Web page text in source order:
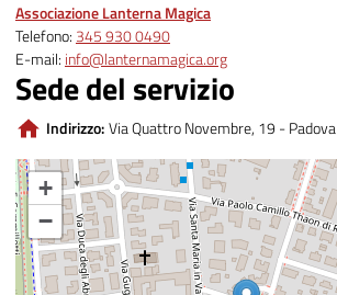
Associazione Lanterna Magica
Telefono: 345 930 0490
E-mail: info@lanternamagica.org
Sede del servizio
Indirizzo:Via Quattro Novembre, 19 - Padova
+
−